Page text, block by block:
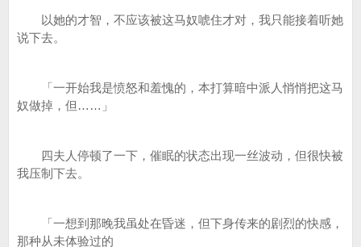
以她的才智，不应该被这马奴唬住才对，我只能接着听她
说下去。
「一开始我是愤怒和羞愧的，本打算暗中派人悄悄把这马
奴做掉，但……」
四夫人停顿了一下，催眠的状态出现一丝波动，但很快被
我压制下去。
「一想到那晚我虽处在昏迷，但下身传来的剧烈的快感，
那种从未体验过的